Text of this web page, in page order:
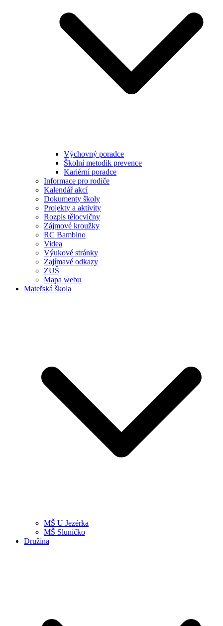
Výchovný poradce
Školní metodik prevence
Kariérní poradce
Informace pro rodiče
Kalendář akcí
Dokumenty školy
Projekty a aktivity
Rozpis tělocvičny
Zájmové kroužky
RC Bambino
Videa
Výukové stránky
Zajímavé odkazy
ZUŠ
Mapa webu
Mateřská škola
MŠ U Jezérka
MŠ Sluníčko
Družina